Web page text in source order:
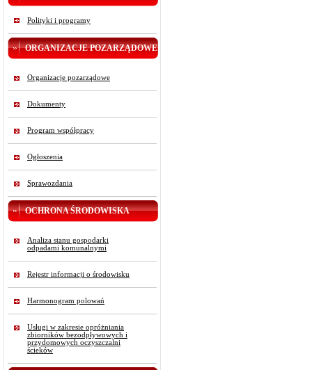
Polityki i programy
ORGANIZACJE POZARZĄDOWE
Organizacje pozarządowe
Dokumenty
Program współpracy
Ogłoszenia
Sprawozdania
OCHRONA ŚRODOWISKA
Analiza stanu gospodarki
odpadami komunalnymi
Rejestr informacji o środowisku
Harmonogram polowań
Usługi w zakresie opróżniania
zbiorników bezodpływowych i
przydomowych oczyszczalni
ścieków